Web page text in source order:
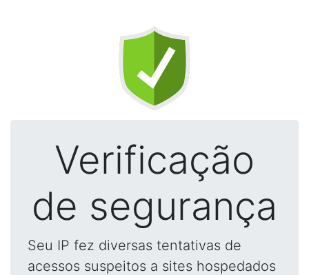
Verificação
de segurança
Seu IP fez diversas tentativas de
acessos suspeitos a sites hospedados